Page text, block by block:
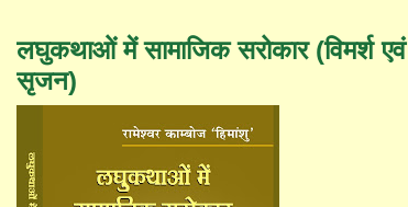
लघुकथाओं में सामाजिक सरोकार (विमर्श एवं
सृजन)